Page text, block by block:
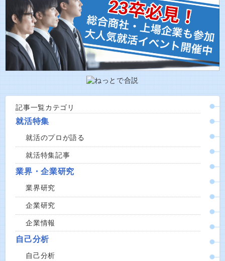
記事一覧カテゴリ
就活特集
就活のプロが語る
就活特集記事
業界・企業研究
業界研究
企業研究
企業情報
自己分析
自己分析